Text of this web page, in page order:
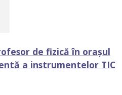
de fizică în orașul
a instrumentelor TIC